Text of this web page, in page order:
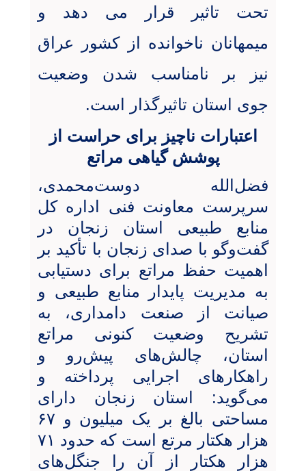
تحت تاثیر قرار می دهد و
میمهانان ناخوانده از کشور عراق
نیز بر نامناسب شدن وضعیت
جوی استان تاثیرگذار است.
اعتبارات ناچیز برای حراست از
پوشش گیاهی مراتع
فضل‌الله دوست‌محمدی،
سرپرست معاونت فنی اداره کل
منابع طبیعی استان زنجان در
گفت‌وگو با صدای زنجان با تأکید بر
اهمیت حفظ مراتع برای دستیابی
به مدیریت پایدار منابع طبیعی و
صیانت از صنعت دامداری، به
تشریح وضعیت کنونی مراتع
استان، چالش‌های پیش‌رو و
راهکارهای اجرایی پرداخته و
می‌گوید: استان زنجان دارای
مساحتی بالغ بر یک میلیون و ۶۷
هزار هکتار مرتع است که حدود ۷۱
هزار هکتار از آن را جنگل‌های